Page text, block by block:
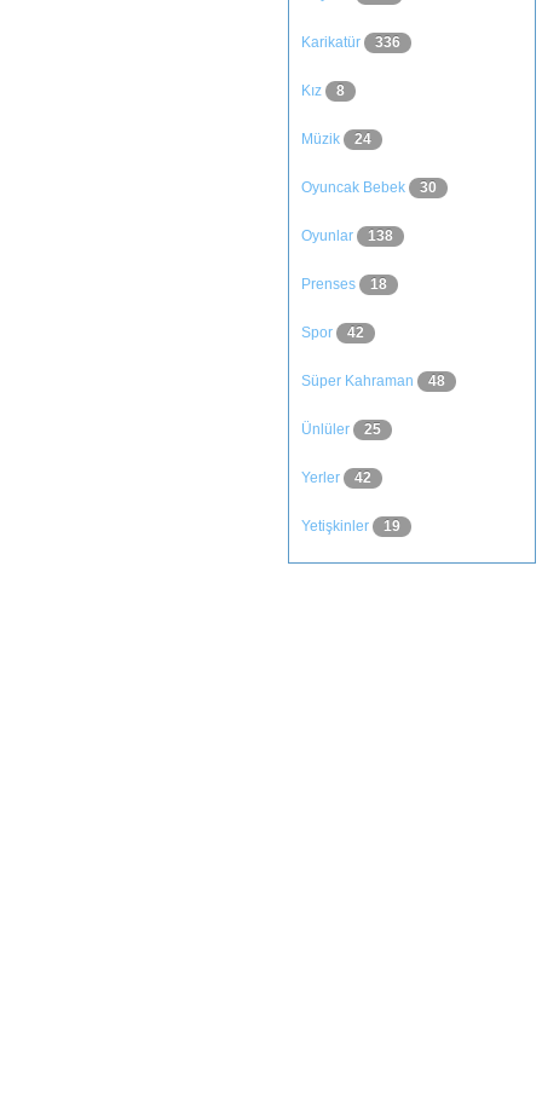
Karikatür 336
Kız 8
Müzik 24
Oyuncak Bebek 30
Oyunlar 138
Prenses 18
Spor 42
Süper Kahraman 48
Ünlüler 25
Yerler 42
Yetişkinler 19